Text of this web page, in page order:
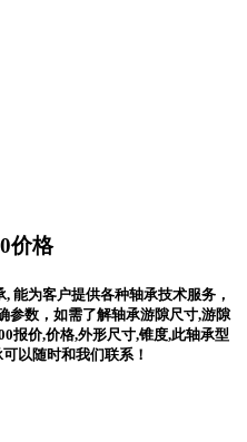
价格
能为客户提供各种轴承技术服务，
参数，如需了解轴承游隙尺寸,游隙
报价,价格,外形尺寸,锥度,此轴承型
以随时和我们联系！